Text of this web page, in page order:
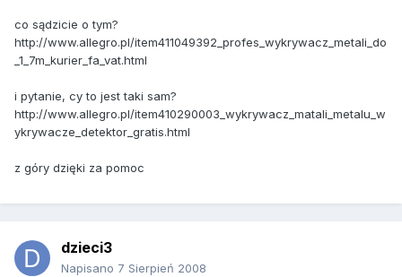
co sądzicie o tym?
http://www.allegro.pl/item411049392_profes_wykrywacz_metali_do
_1_7m_kurier_fa_vat.html
i pytanie, cy to jest taki sam?
http://www.allegro.pl/item410290003_wykrywacz_matali_metalu_w
ykrywacze_detektor_gratis.html
z góry dzięki za pomoc
dzieci3
Napisano 7 Sierpień 2008